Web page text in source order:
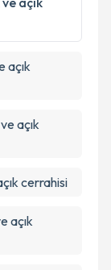
açık
açık
cerrahisi
açık